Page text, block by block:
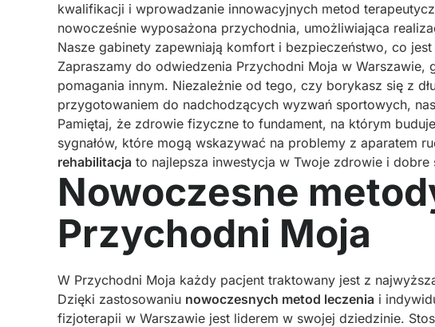
kwalifikacji i wprowadzanie innowacyjnych metod
nowocześnie wyposażona przychodnia, umożliwiająca
Nasze gabinety zapewniają komfort i bezpieczeństwo, co
Zapraszamy do odwiedzenia Przychodni Moja w
pomagania innym. Niezależnie od tego, czy borykasz się z
przygotowaniem do nadchodzących wyzwań sportowych,
Pamiętaj, że zdrowie fizyczne to fundament, na którym
sygnałów, które mogą wskazywać na problemy z aparatem
rehabilitacja to najlepsza inwestycja w Twoje zdrowie i dobre
Nowoczesne
Przychodni Moja
W Przychodni Moja każdy pacjent traktowany jest z
Dzięki zastosowaniu nowoczesnych metod leczenia i
fizjoterapii w Warszawie jest liderem w swojej dziedzinie.